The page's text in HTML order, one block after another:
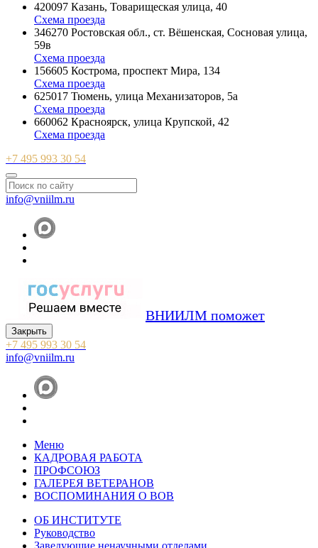
420097 Казань, Товарищеская улица, 40
Схема проезда
346270 Ростовская обл., ст. Вёшенская, Сосновая улица,
59в
Схема проезда
156605 Кострома, проспект Мира, 134
Схема проезда
625017 Тюмень, улица Механизаторов, 5а
Схема проезда
660062 Красноярск, улица Крупской, 42
Схема проезда
+7 495 993 30 54
info@vniilm.ru
ВНИИЛМ поможет
Закрыть
+7 495 993 30 54
info@vniilm.ru
Меню
КАДРОВАЯ РАБОТА
ПРОФСОЮЗ
ГАЛЕРЕЯ ВЕТЕРАНОВ
ВОСПОМИНАНИЯ О ВОВ
ОБ ИНСТИТУТЕ
Руководство
Заведующие ненаучными отделами